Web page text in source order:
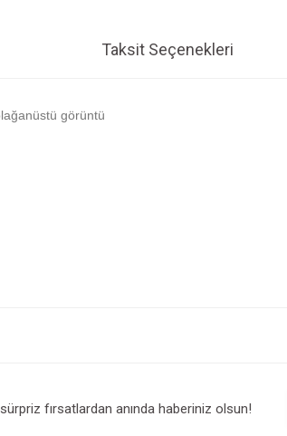
Taksit Seçenekleri
görüntü
fırsatlardan anında haberiniz olsun!